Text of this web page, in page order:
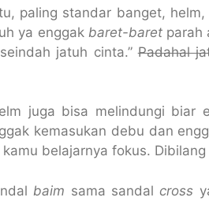
paling standar banget,
ya enggak baret-baret parah
jatuh cinta.”Padahal
juga bisa melindungi biar
kemasukan debu dan
belajarnya fokus.
baim sama sandal cross